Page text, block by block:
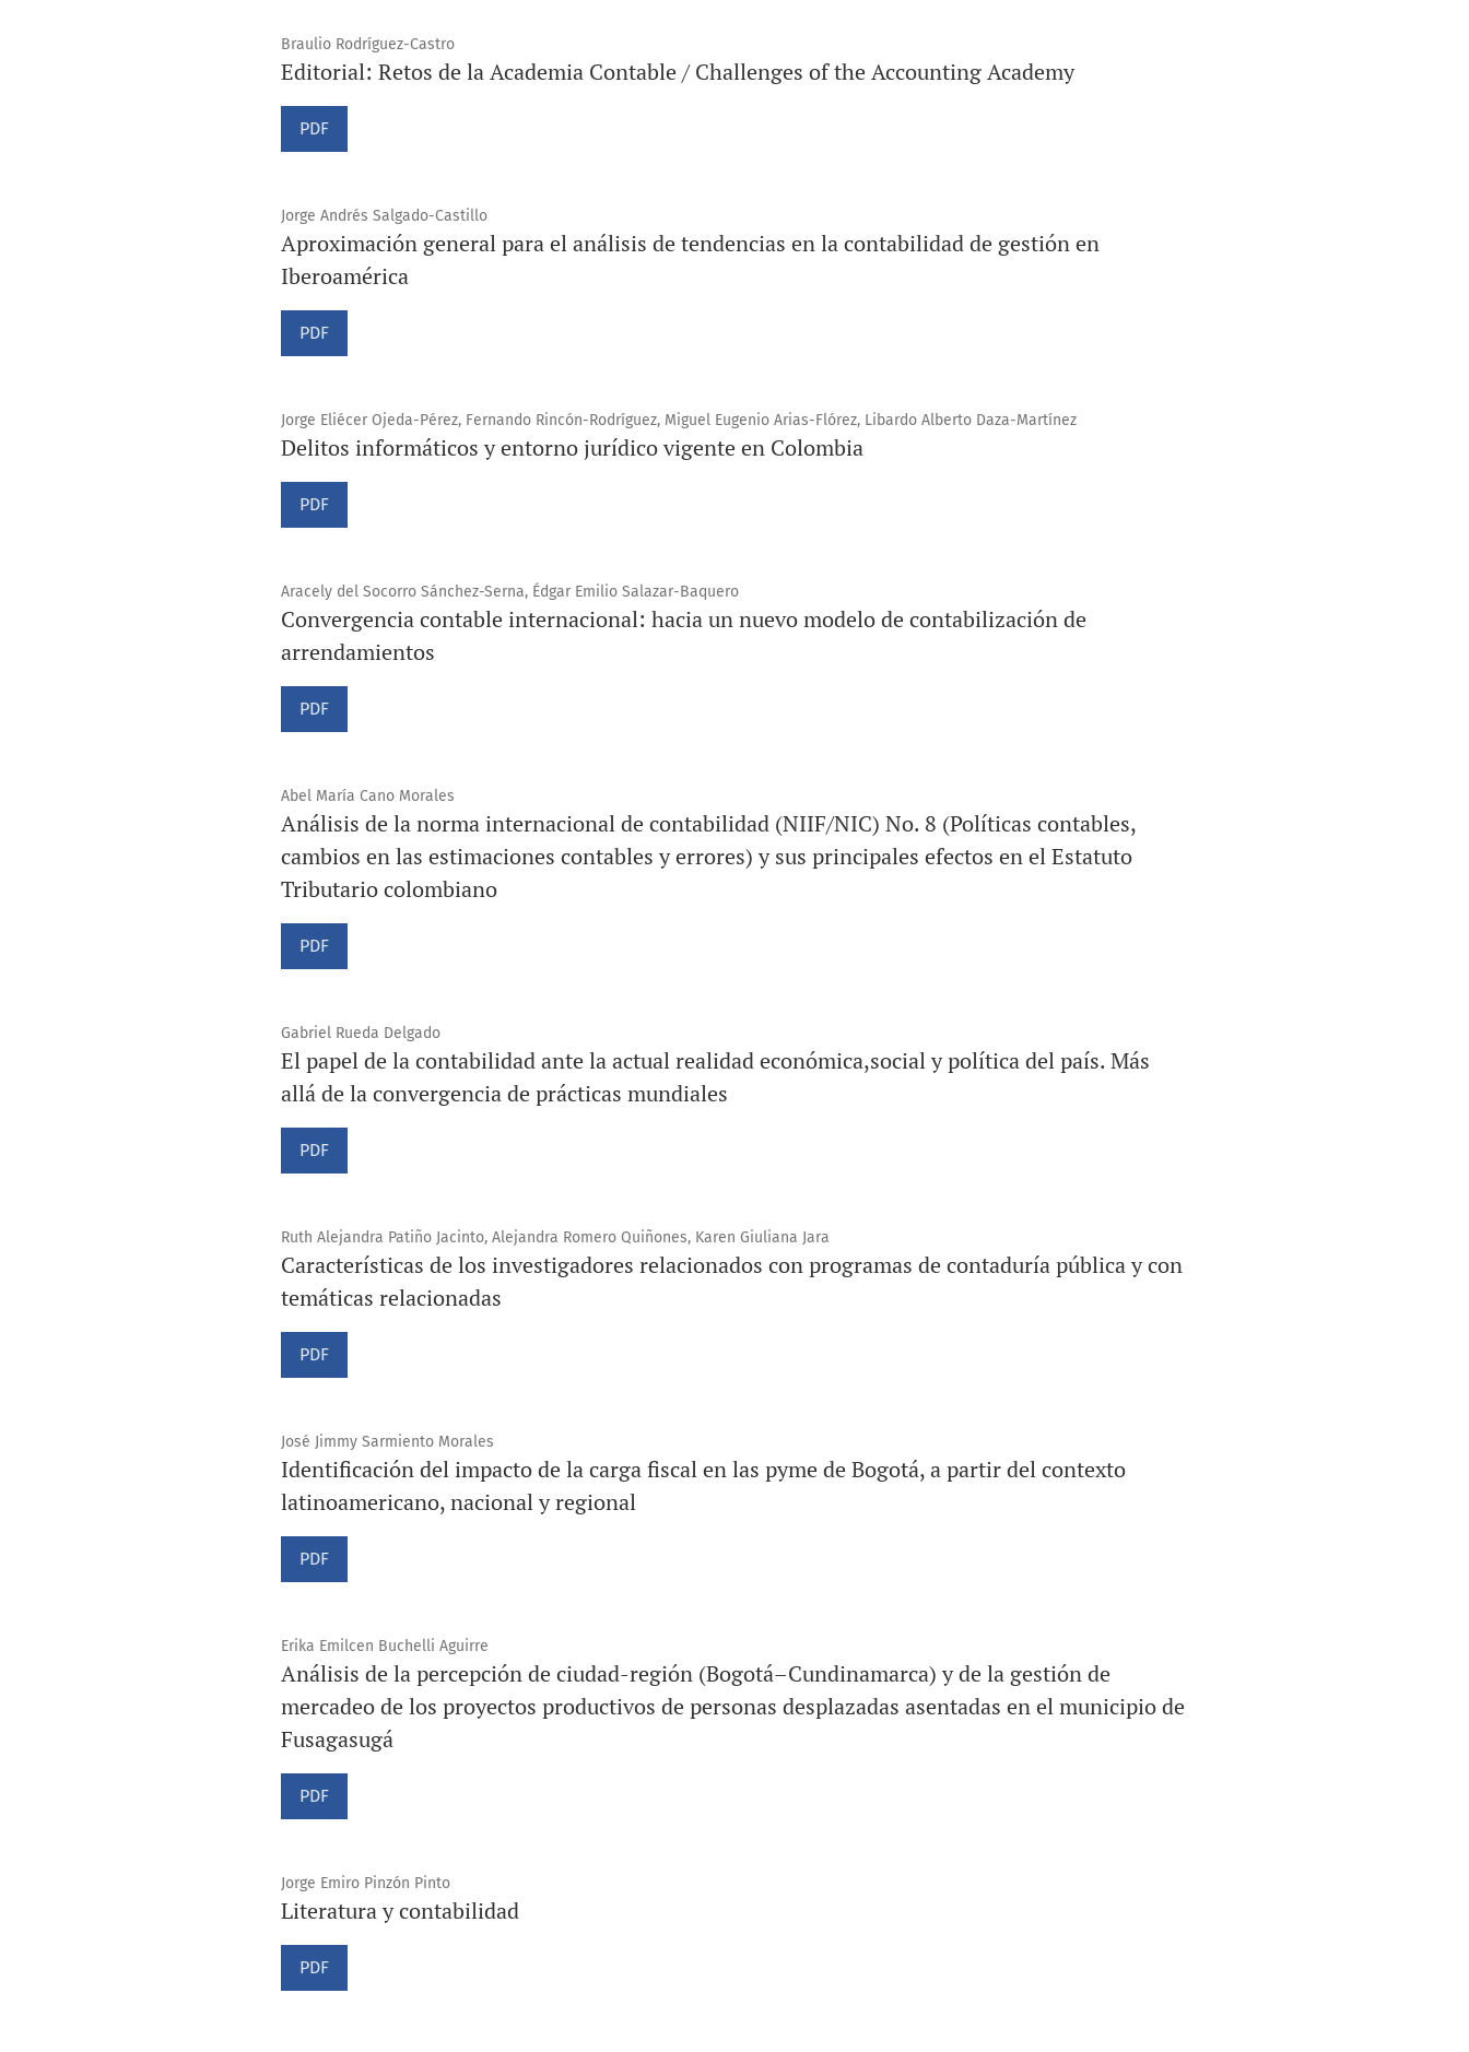
Braulio Rodríguez-Castro
Editorial: Retos de la Academia Contable / Challenges of the Accounting Academy
PDF
Jorge Andrés Salgado-Castillo
Aproximación general para el análisis de tendencias en la contabilidad de gestión en
Iberoamérica
PDF
Jorge Eliécer Ojeda-Pérez, Fernando Rincón-Rodríguez, Miguel Eugenio Arias-Flórez, Libardo Alberto Daza-Martínez
Delitos informáticos y entorno jurídico vigente en Colombia
PDF
Aracely del Socorro Sánchez-Serna, Édgar Emilio Salazar-Baquero
Convergencia contable internacional: hacia un nuevo modelo de contabilización de
arrendamientos
PDF
Abel María Cano Morales
Análisis de la norma internacional de contabilidad (NIIF/NIC) No. 8 (Políticas contables,
cambios en las estimaciones contables y errores) y sus principales efectos en el Estatuto
Tributario colombiano
PDF
Gabriel Rueda Delgado
El papel de la contabilidad ante la actual realidad económica,social y política del país. Más
allá de la convergencia de prácticas mundiales
PDF
Ruth Alejandra Patiño Jacinto, Alejandra Romero Quiñones, Karen Giuliana Jara
Características de los investigadores relacionados con programas de contaduría pública y con
temáticas relacionadas
PDF
José Jimmy Sarmiento Morales
Identificación del impacto de la carga fiscal en las pyme de Bogotá, a partir del contexto
latinoamericano, nacional y regional
PDF
Erika Emilcen Buchelli Aguirre
Análisis de la percepción de ciudad-región (Bogotá–Cundinamarca) y de la gestión de
mercadeo de los proyectos productivos de personas desplazadas asentadas en el municipio de
Fusagasugá
PDF
Jorge Emiro Pinzón Pinto
Literatura y contabilidad
PDF